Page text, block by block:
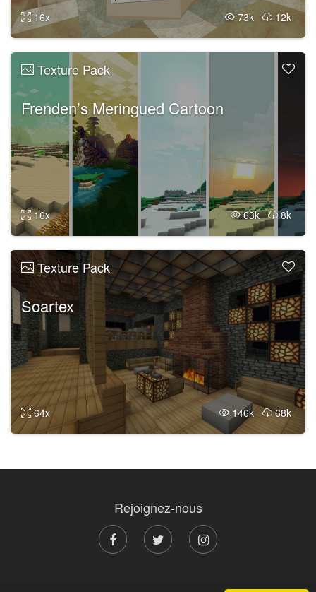
16x 73k 12k
Texture Pack
Frenden’s Meringued Cartoon
16x 63k 8k
Texture Pack
Soartex
64x 146k 68k
Rejoignez-nous
© 2011 - 2026 The-Minecraft.fr, par des Minecraftiens pour